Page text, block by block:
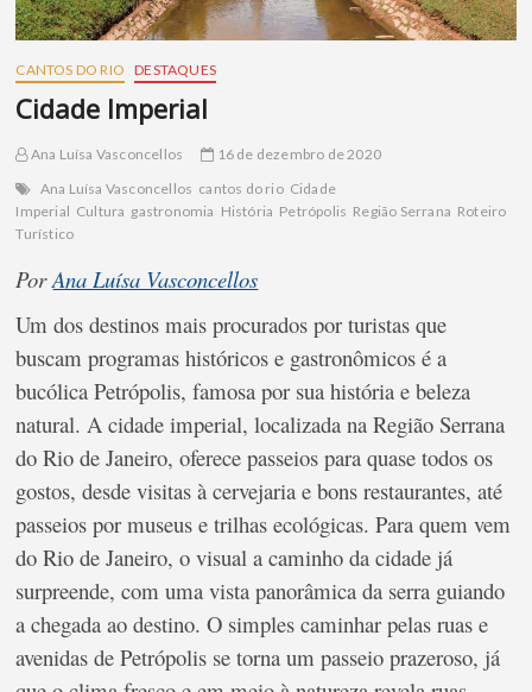
CANTOS DO RIO DESTAQUES
Cidade Imperial
Ana Luísa Vasconcellos
16 de dezembro de 2020
Ana Luísa Vasconcellos cantos do rio Cidade
Imperial Cultura gastronomia História Petrópolis Região Serrana Roteiro
Turístico
PorAna Luísa Vasconcellos
Um dos destinos mais procurados por turistas que
buscam programas históricos e gastronômicos é a
bucólica Petrópolis, famosa por sua história e beleza
natural. A cidade imperial, localizada na Região Serrana
do Rio de Janeiro, oferece passeios para quase todos os
gostos, desde visitas à cervejaria e bons restaurantes, até
passeios por museus e trilhas ecológicas. Para quem vem
do Rio de Janeiro, o visual a caminho da cidade já
surpreende, com uma vista panorâmica da serra guiando
a chegada ao destino. O simples caminhar pelas ruas e
avenidas de Petrópolis se torna um passeio prazeroso, já